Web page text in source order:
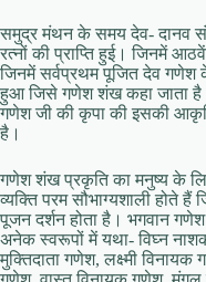
समुद्र मंथन के समय देव- दानव
रत्नों की प्राप्ति हुई। जिनमें
जिनमें सर्वप्रथम पूजित देव
हुआ जिसे गणेश शंख कहा जाता
गणेश जी की कृपा की इसकी
है।
गणेश शंख प्रकृति का मनुष्य के
व्यक्ति परम सौभाग्यशाली होते
पूजन दर्शन होता है। भगवान
अनेक स्वरूपों में यथा- विघ्न
मुक्तिदाता गणेश, लक्ष्मी